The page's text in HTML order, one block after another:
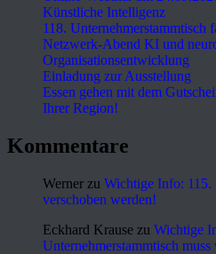
Künstliche Intelligenz
118. Unternehmerstammtisch
Netzwerk-Abend KI und
Organisationsentwicklung
Einladung zur Ausstellung
Essen gehen mit dem
Ihrer Region!
Kommentare
Werner zu Wichtige Info: 115.
verschoben werden!
Eckhard Krause zu Wichtige
Unternehmerstammtisch